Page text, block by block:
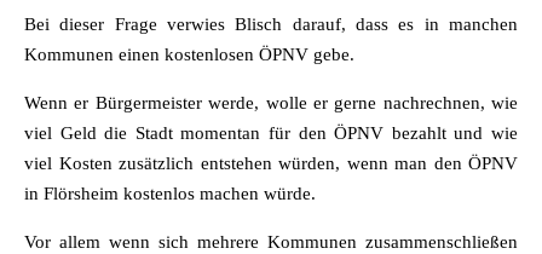
Bei dieser Frage verwies Blisch darauf, dass es in manchen
Kommunen einen kostenlosen ÖPNV gebe.
Wenn er Bürgermeister werde, wolle er gerne nachrechnen, wie
viel Geld die Stadt momentan für den ÖPNV bezahlt und wie
viel Kosten zusätzlich entstehen würden, wenn man den ÖPNV
in Flörsheim kostenlos machen würde.
Vor allem wenn sich mehrere Kommunen zusammenschließen